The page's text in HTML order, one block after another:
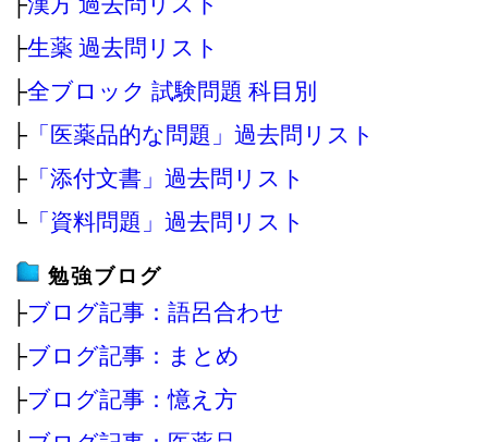
├生薬 過去問リスト
├全ブロック 試験問題 科目別
├ 「医薬品的な問題」過去問リスト
├ 「添付文書」過去問リスト
└ 「資料問題」過去問リスト
勉強ブログ
├ブログ記事：語呂合わせ
├ブログ記事：まとめ
├ブログ記事：憶え方